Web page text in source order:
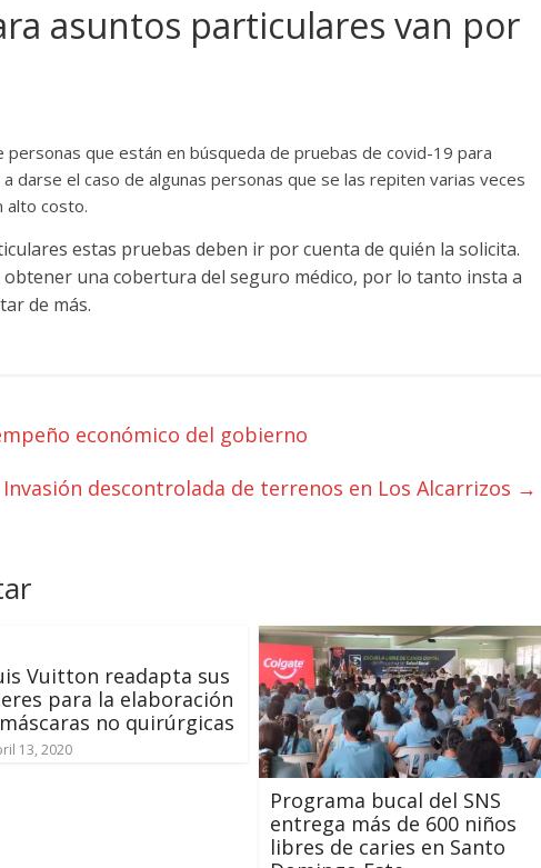
asuntos particulares van por
personas que están en búsqueda de pruebas de covid-19 para
darse el caso de algunas personas que se las repiten varias veces
alto costo.
estas pruebas deben ir por cuenta de quién la solicita.
una cobertura del seguro médico, por lo tanto insta a
de más.
económico del gobierno
Invasión descontrolada de terrenos en Los Alcarrizos →
Vuitton readapta sus
para la elaboración
no quirúrgicas
13, 2020
Programa bucal del SNS
entrega más de 600 niños
libres de caries en Santo